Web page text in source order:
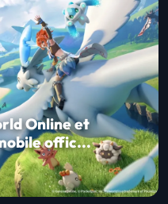
Online et
offic...